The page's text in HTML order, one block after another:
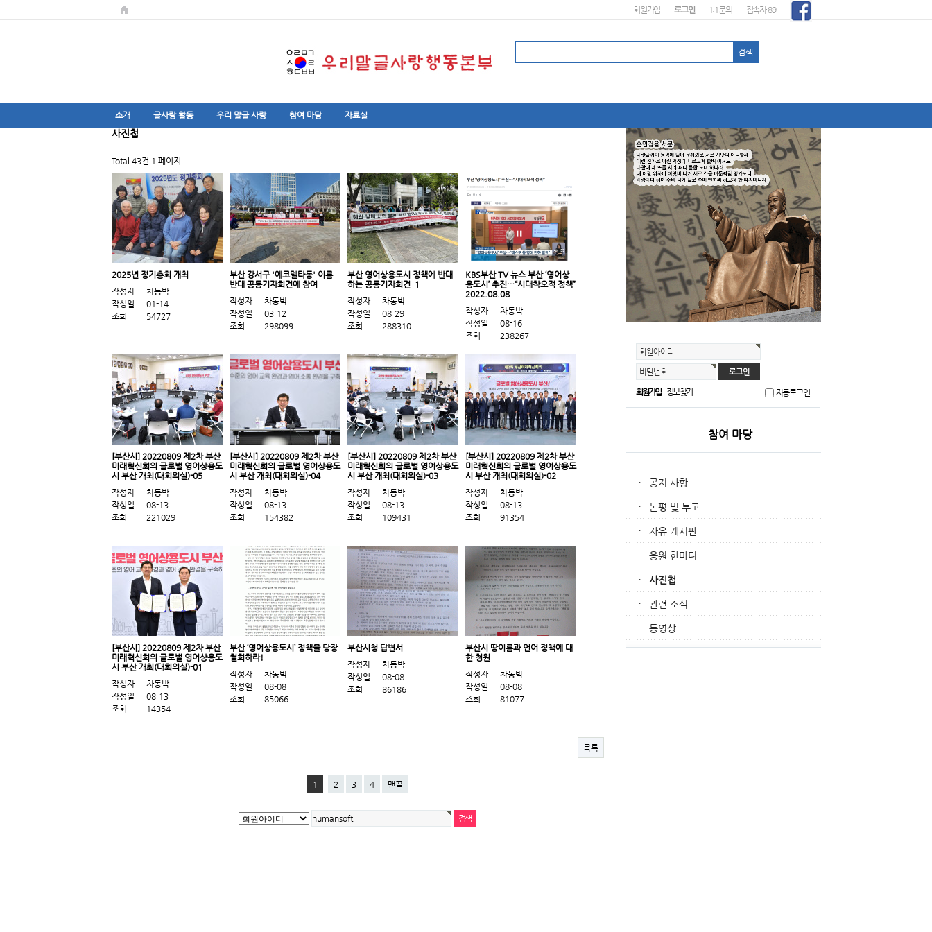
회원가입 로그인 1:1문의 접속자 89
소개 글사랑 활동 우리 말글 사랑 참여 마당 자료실
회원아이디
비밀번호
회원가입 정보찾기 자동로그인
참여 마당
· 공지 사항
· 논평 및 투고
· 자유 게시판
· 응원 한마디
· 사진첩
· 관련 소식
· 동영상
사진첩
Total 43건 1 페이지
2025년 정기총회 개최
작성자
차동박
작성일
01-14
조회
54727
부산 강서구 '에코델타동' 이름
반대 공동기자회견에 참여
작성자
차동박
작성일
03-12
조회
298099
부산 영어상용도시 정책에 반대
하는 공동기자회견 1
작성자
차동박
작성일
08-29
조회
288310
KBS부산 TV 뉴스 부산 ‘영어상
용도시’ 추진…“시대착오적 정책”
2022.08.08
작성자
차동박
작성일
08-16
조회
238267
[부산시] 20220809 제2차 부산
미래혁신회의 글로벌 영어상용도
시 부산 개최(대회의실)-05
작성자
차동박
작성일
08-13
조회
221029
[부산시] 20220809 제2차 부산
미래혁신회의 글로벌 영어상용도
시 부산 개최(대회의실)-04
작성자
차동박
작성일
08-13
조회
154382
[부산시] 20220809 제2차 부산
미래혁신회의 글로벌 영어상용도
시 부산 개최(대회의실)-03
작성자
차동박
작성일
08-13
조회
109431
[부산시] 20220809 제2차 부산
미래혁신회의 글로벌 영어상용도
시 부산 개최(대회의실)-02
작성자
차동박
작성일
08-13
조회
91354
[부산시] 20220809 제2차 부산
미래혁신회의 글로벌 영어상용도
시 부산 개최(대회의실)-01
작성자
차동박
작성일
08-13
조회
14354
부산 ‘영어상용도시’ 정책을 당장
철회하라!
작성자
차동박
작성일
08-08
조회
85066
부산시청 답변서
작성자
차동박
작성일
08-08
조회
86186
부산시 땅이름과 언어 정책에 대
한 청원
작성자
차동박
작성일
08-08
조회
81077
목록
1 2 3 4 맨끝